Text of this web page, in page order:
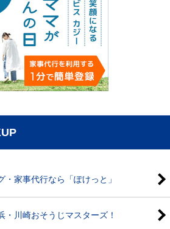
家事代行なら「ぽけっと」
川崎おそうじマスターズ！